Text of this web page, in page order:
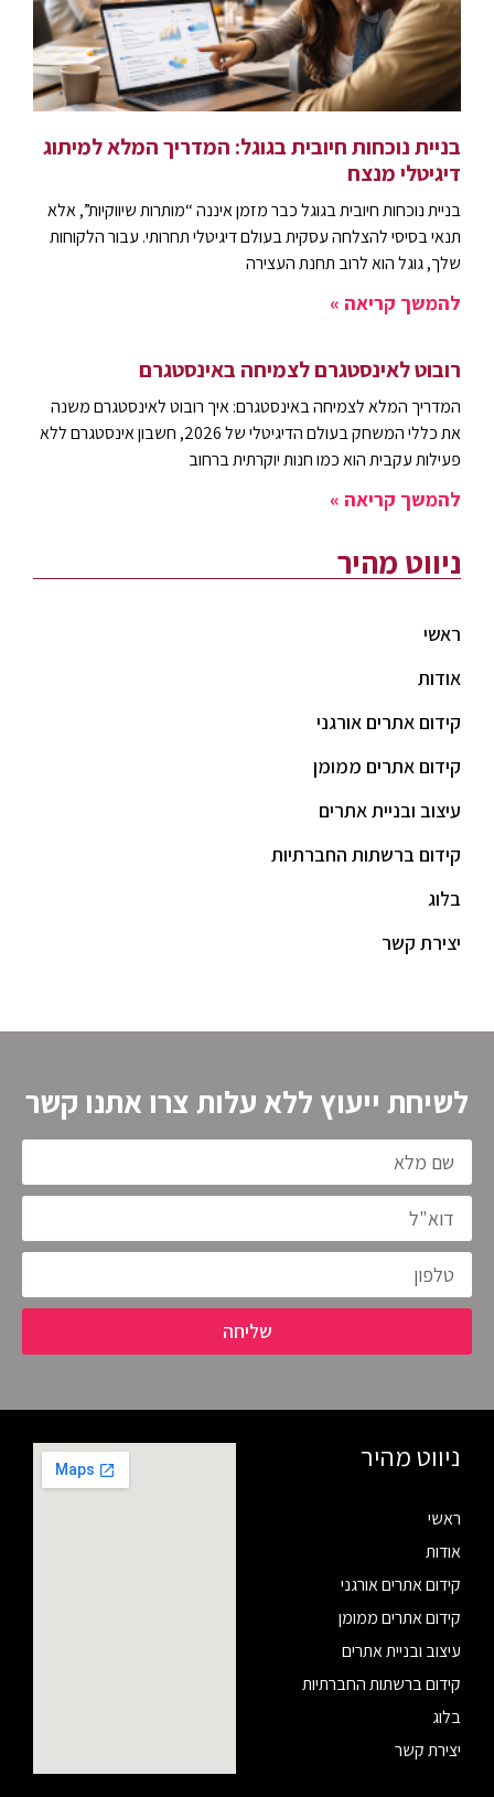
בניית נוכחות חיובית בגוגל: המדריך המלא למיתוג
דיגיטלי מנצח
בניית נוכחות חיובית בגוגל כבר מזמן איננה “מותרות שיווקיות”, אלא
תנאי בסיסי להצלחה עסקית בעולם דיגיטלי תחרותי. עבור הלקוחות
שלך, גוגל הוא לרוב תחנת העצירה
להמשך קריאה »
רובוט לאינסטגרם לצמיחה באינסטגרם
המדריך המלא לצמיחה באינסטגרם: איך רובוט לאינסטגרם משנה
את כללי המשחק בעולם הדיגיטלי של 2026, חשבון אינסטגרם ללא
פעילות עקבית הוא כמו חנות יוקרתית ברחוב
להמשך קריאה »
ניווט מהיר
ראשי
אודות
קידום אתרים אורגני
קידום אתרים ממומן
עיצוב ובניית אתרים
קידום ברשתות החברתיות
בלוג
יצירת קשר
לשיחת ייעוץ ללא עלות צרו אתנו קשר
שליחה
ניווט מהיר
ראשי
אודות
קידום אתרים אורגני
קידום אתרים ממומן
עיצוב ובניית אתרים
קידום ברשתות החברתיות
בלוג
יצירת קשר